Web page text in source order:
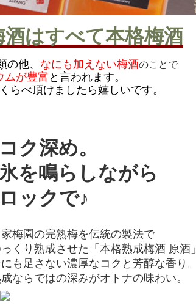
はすべて本格梅酒
の他、 なにも加えない梅酒のことで
ムが豊富 と言われます。
らべ頂けましたら嬉しいです。
ク深め。
を鳴らしながら
ックで♪
梅園の完熟梅を伝統の製法で
くり熟成させた「本格熟成梅酒 原酒」
も足さない濃厚なコクと芳醇な香り。
ならではの深みがオトナの味わい。